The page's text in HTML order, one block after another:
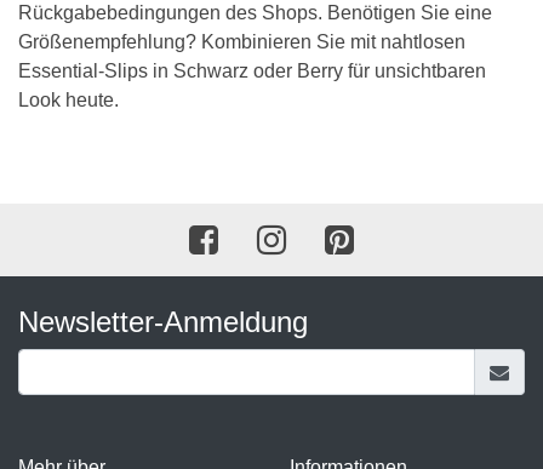
Rückgabebedingungen des Shops. Benötigen Sie eine
Größenempfehlung? Kombinieren Sie mit nahtlosen
Essential-Slips in Schwarz oder Berry für unsichtbaren
Look heute.
Newsletter-Anmeldung